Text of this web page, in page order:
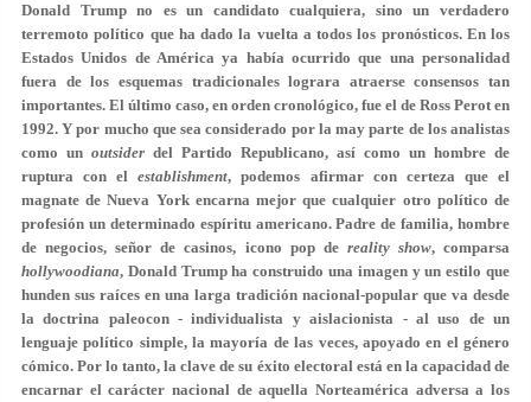
Donald Trump no es un candidato cualquiera, sino un verdadero
terremoto político que ha dado la vuelta a todos los pronósticos. En los
Estados Unidos de América ya había ocurrido que una personalidad
fuera de los esquemas tradicionales lograra atraerse consensos tan
importantes. El último caso, en orden cronológico, fue el de Ross Perot en
1992. Y por mucho que sea considerado por la may parte de los analistas
como un outsider del Partido Republicano, así como un hombre de
ruptura con elestablishment, podemos afirmar con certeza que el
magnate de Nueva York encarna mejor que cualquier otro político de
profesión un determinado espíritu americano. Padre de familia, hombre
de negocios, señor de casinos, icono pop de reality show, comparsa
hollywoodiana, Donald Trump ha construido una imagen y un estilo que
hunden sus raíces en una larga tradición nacional-popular que va desde
la doctrina paleocon - individualista y aislacionista - al uso de un
lenguaje político simple, la mayoría de las veces, apoyado en el género
cómico. Por lo tanto, la clave de su éxito electoral está en la capacidad de
encarnar el carácter nacional de aquella Norteamérica adversa a los